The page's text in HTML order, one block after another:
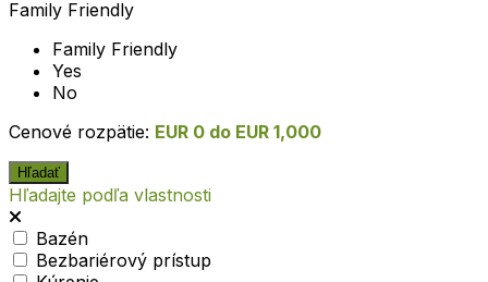
Family Friendly
Family Friendly
Yes
No
Cenové rozpätie: EUR 0 do EUR 1,000
Hľadajte podľa vlastnosti
Bazén
Bezbariérový prístup